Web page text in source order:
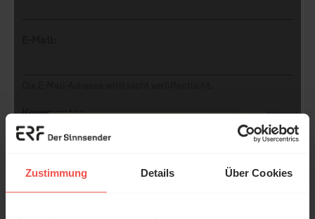
Zustimmung Details Über Cookies
Kommentar: